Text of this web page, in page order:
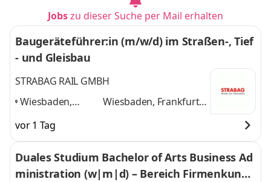
Jobszu dieser Suche per Mail erhalten
Baugeräteführer:in (m/w/d) im Straßen-, Tief
- und Gleisbau
STRABAG RAIL GMBH
Wiesbaden,
Main, Mainz,
Darmstadt,
Wiesbaden, Frankfurt
weitere
vor 1 Tag
Duales Studium Bachelor of Arts Business Ad
ministration (w|m|d) – Bereich Firmenkunde